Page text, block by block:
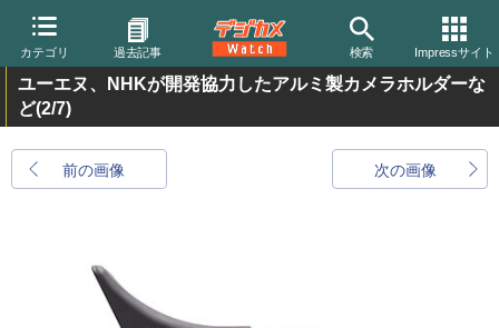
カテゴリ 過去記事 検索 Impressサイト
ユーエヌ、NHKが開発協力したアルミ製カメラホルダーな
ど(2/7)
前の画像 次の画像